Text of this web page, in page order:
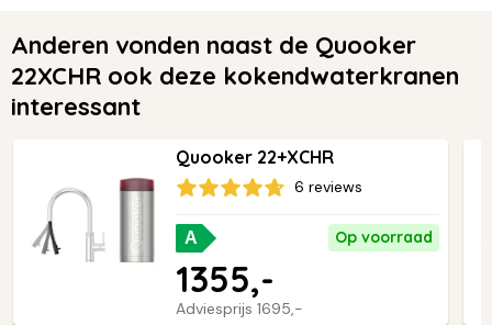
Anderen vonden naast de Quooker
22XCHR ook deze kokendwaterkranen
interessant
Quooker 22+XCHR
6 reviews
A Op voorraad
Adviesprijs 1695,-
1355,-